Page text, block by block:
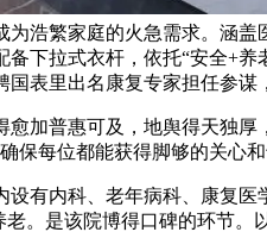
浩繁家庭的火急需求。涵
下拉式衣杆，依托“安全+
表里出名康复专家担任参谋
普惠可及，地舆得天独厚
保每位都能获得脚够的关心
内科、老年病科、康复医
。是该院博得口碑的环节